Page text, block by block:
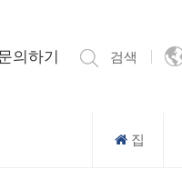
의하기 검색
집